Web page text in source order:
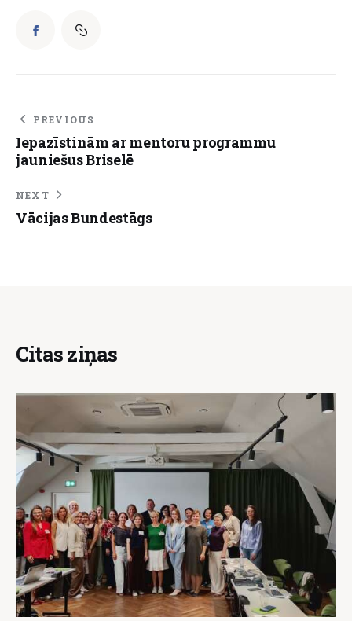
PREVIOUS
Iepazīstinām ar mentoru programmu
jauniešus Briselē
NEXT
Vācijas Bundestāgs
Citas ziņas